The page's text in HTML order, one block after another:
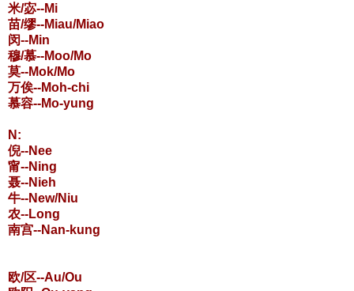
米/宓--Mi
苗/缪--Miau/Miao
闵--Min
穆/慕--Moo/Mo
莫--Mok/Mo
万俟--Moh-chi
慕容--Mo-yung
N:
倪--Nee
甯--Ning
聂--Nieh
牛--New/Niu
农--Long
南宫--Nan-kung
欧/区--Au/Ou